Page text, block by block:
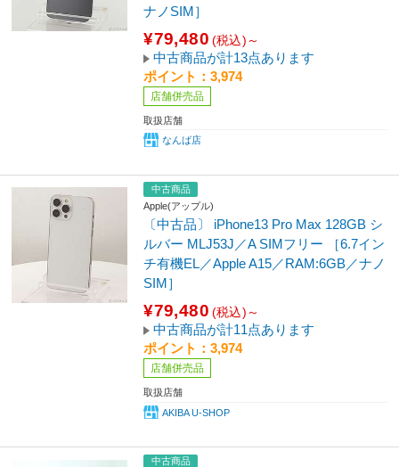
ナノSIM］
¥79,480 (税込)～
中古商品が計13点あります
ポイント：3,974
店舗併売品
取扱店舗
なんば店
中古商品
Apple(アップル)
〔中古品〕 iPhone13 Pro Max 128GB シ
ルバー MLJ53J／A SIMフリー ［6.7イン
チ有機EL／Apple A15／RAM:6GB／ナノ
SIM］
¥79,480 (税込)～
中古商品が計11点あります
ポイント：3,974
店舗併売品
取扱店舗
AKIBA U-SHOP
中古商品